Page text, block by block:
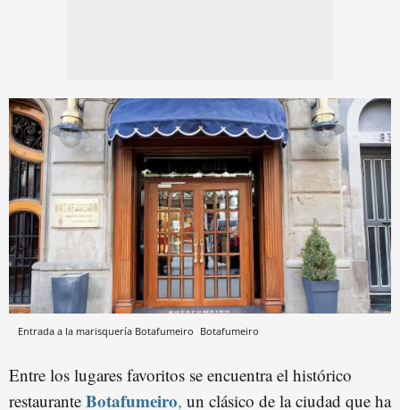
Entrada a la marisquería Botafumeiro Botafumeiro
Entre los lugares favoritos se encuentra el histórico
restaurante Botafumeiro, un clásico de la ciudad que ha